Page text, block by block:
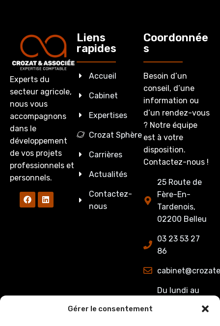
Gérer le consentement
Experts du
secteur agricole,
nous vous
accompagnons
dans le
développement
de vos projets
professionnels et
personnels.
Liens
rapides
Accueil
Cabinet
Expertises
Crozat Sphère
Carrières
Actualités
Contactez-
nous
Coordonnée
s
Besoin d’un
conseil, d’une
information ou
d’un rendez-vous
? Notre équipe
est à votre
disposition.
Contactez-nous !
25 Route de
Fère-En-
Tardenois,
02200 Belleu
03 23 53 27
86
Du lundi au
8h00 à 12h15